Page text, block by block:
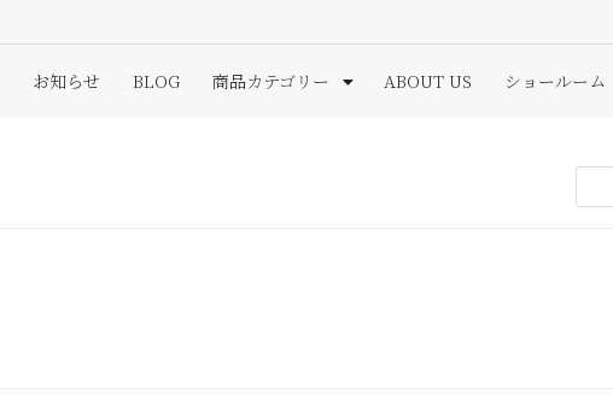
お知らせ BLOG 商品カテゴリー ABOUT US ショールーム